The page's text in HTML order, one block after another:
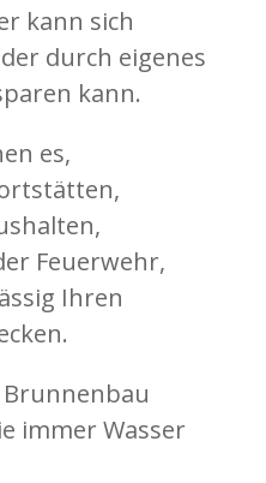
kann sich
durch eigenes
kann.
es,
Feuerwehr,
Ihren
immer Wasser